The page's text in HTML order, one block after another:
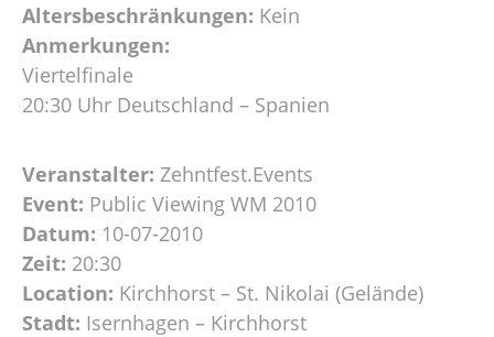
Altersbeschränkungen: Kein
Anmerkungen:
Viertelfinale
20:30 Uhr Deutschland – Spanien
Veranstalter: Zehntfest.Events
Event: Public Viewing WM 2010
Datum: 10-07-2010
Zeit: 20:30
Location: Kirchhorst – St. Nikolai (Gelände)
Stadt: Isernhagen – Kirchhorst